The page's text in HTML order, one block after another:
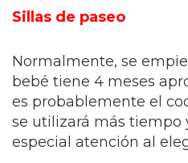
Sillas de paseo
Normalmente, se
bebé tiene 4 meses
es probablemente el
se utilizará más tiempo
especial atención al